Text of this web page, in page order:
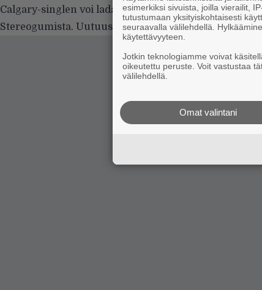
Calgary-singlen voi ladata ihan luvallisesti Bon Iverin
Stereogumista. Uutuuslevy Bon Iver, Bon Iver
esimerkiksi sivuista, joilla vierailit,
tutustumaan yksityiskohtaisesti
seuraavalla välilehdellä.
käytettävyyteen.
Jotkin teknologiamme voivat
oikeutettu peruste. Voit vastustaa
välilehdellä.
Omat valintani